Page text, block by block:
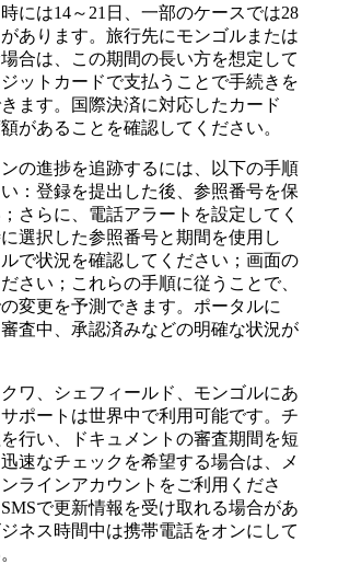
には14～21日、一部のケースでは28
あります。旅行先にモンゴルまたは
合は、この期間の長い方を想定して
ットカードで支払うことで手続きを
ます。国際決済に対応したカード
があることを確認してください。
の進捗を追跡するには、以下の手順
：登録を提出した後、参照番号を保
さらに、電話アラートを設定してく
選択した参照番号と期間を使用し
で状況を確認してください；画面の
さい；これらの手順に従うことで、
変更を予測できます。ポータルに
査中、承認済みなどの明確な状況が
ワ、シェフィールド、モンゴルにあ
ポートは世界中で利用可能です。チ
行い、ドキュメントの審査期間を短
速なチェックを希望する場合は、メ
ラインアカウントをご利用くださ
で更新情報を受け取れる場合があ
ネス時間中は携帯電話をオンにして